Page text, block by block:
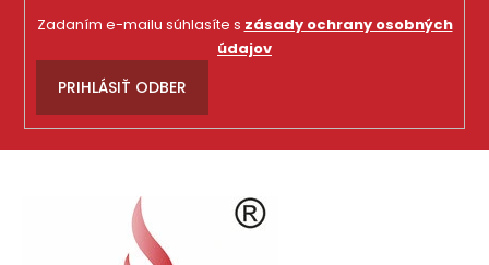
Zadaním e-mailu súhlasíte s zásady ochrany osobných
údajov
PRIHLÁSIŤ ODBER
Z